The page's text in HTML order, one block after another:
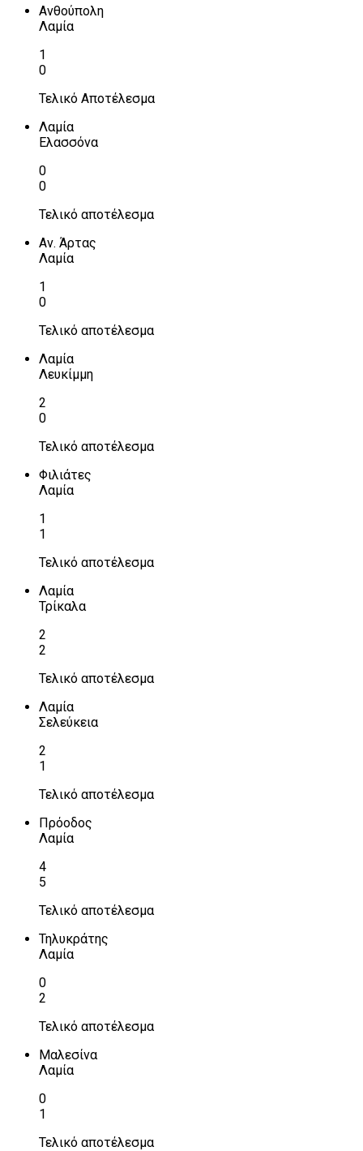
Ανθούπολη
Λαμία
1
0
Τελικό Αποτέλεσμα
Λαμία
Ελασσόνα
0
0
Τελικό αποτέλεσμα
Αν. Άρτας
Λαμία
1
0
Τελικό αποτέλεσμα
Λαμία
Λευκίμμη
2
0
Τελικό αποτέλεσμα
Φιλιάτες
Λαμία
1
1
Τελικό αποτέλεσμα
Λαμία
Τρίκαλα
2
2
Τελικό αποτέλεσμα
Λαμία
Σελεύκεια
2
1
Τελικό αποτέλεσμα
Πρόοδος
Λαμία
4
5
Τελικό αποτέλεσμα
Τηλυκράτης
Λαμία
0
2
Τελικό αποτέλεσμα
Μαλεσίνα
Λαμία
0
1
Τελικό αποτέλεσμα